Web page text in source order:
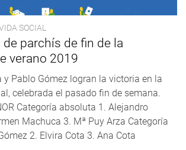
SOCIAL
parchís de fin de la
verano 2019
y Pablo Gómez logran la victoria en la
celebrada el pasado fin de semana.
Categoría absoluta 1. Alejandro
Machuca 3. Mª Puy Arza Categoría
2. Elvira Cota 3. Ana Cota